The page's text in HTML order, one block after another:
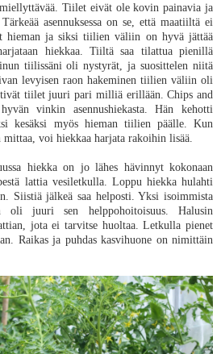
Tiilet eivät ole kovin painavia ja
asennuksessa on se, että maatiiltä ei
hieman ja siksi tiilien väliin on hyvä jättää
hiekkaa. Tiiltä saa tilattua pienillä
tiilissäni oli nystyrät, ja suosittelen niitä
levyisen raon hakeminen tiilien väliin oli
tiilet juuri pari milliä erillään. Chips and
vinkin asennushiekasta. Hän kehotti
kesäksi myös hieman tiilien päälle. Kun
mittaa, voi hiekkaa harjata rakoihin lisää.
hiekka on jo lähes hävinnyt kokonaan
lattia vesiletkulla. Loppu hiekka hulahti
Siistiä jälkeä saa helposti. Yksi isoimmista
oli juuri sen helppohoitoisuus. Halusin
jota ei tarvitse huoltaa. Letkulla pienet
Raikas ja puhdas kasvihuone on nimittäin